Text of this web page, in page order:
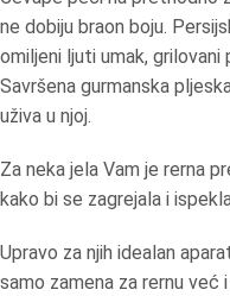
ne dobiju braon boju.
omiljeni ljuti umak,
Savršena gurmanska
uživa u njoj.
Za neka jela Vam je rerna
kako bi se zagrejala i
Upravo za njih idealan
samo zamena za rernu